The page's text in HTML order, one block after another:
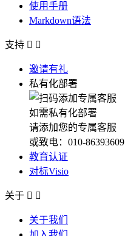
使用手册
Markdown语法
支持  
邀请有礼
私有化部署
如需私有化部署
请添加您的专属客服
或致电：010-86393609
教育认证
对标Visio
关于  
关于我们